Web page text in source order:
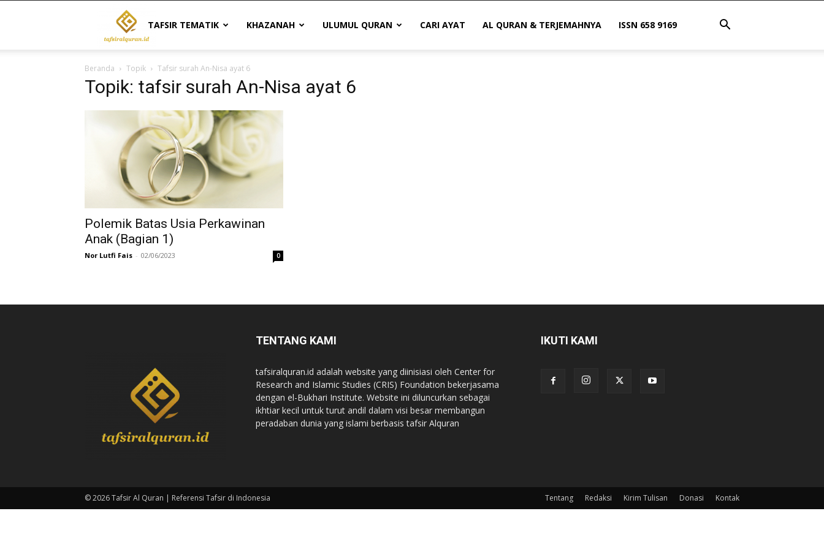
Tafsir
Al
Quran
|
Referensi
Indonesia
TAFSIR TEMATIK KHAZANAH ULUMUL QURAN CARI AYAT AL QURAN & TERJEMAHNYA ISSN 658 9169
Beranda Topik Tafsir surah An-Nisa ayat 6
Topik: tafsir surah An-Nisa ayat 6
Polemik Batas Usia Perkawinan
Anak (Bagian 1)
Nor Lutfi Fais - 02/06/2023 0
TENTANG KAMI
tafsiralquran.id adalah website yang diinisiasi oleh Center for
Research and Islamic Studies (CRIS) Foundation bekerjasama
dengan el-Bukhari Institute. Website ini diluncurkan sebagai
ikhtiar kecil untuk turut andil dalam visi besar membangun
peradaban dunia yang islami berbasis tafsir Alquran
IKUTI KAMI
Tentang Redaksi Kirim Tulisan Donasi Kontak
© 2026 Tafsir Al Quran | Referensi Tafsir di Indonesia